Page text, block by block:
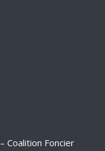
Coalition Foncier